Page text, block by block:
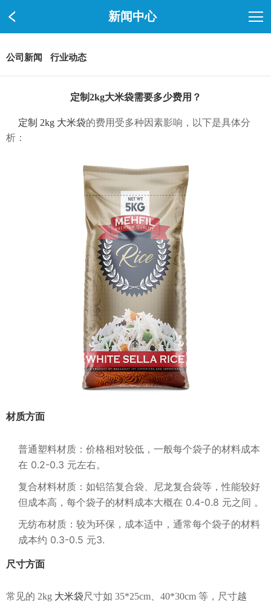
新闻中心
公司新闻 行业动态
定制2kg大米袋需要多少费用？
定制 2kg 大米袋的费用受多种因素影响，以下是具体分
析：
材质方面
普通塑料材质：价格相对较低，一般每个袋子的材料成本
在 0.2-0.3 元左右。
复合材料材质：如铝箔复合袋、尼龙复合袋等，性能较好
但成本高，每个袋子的材料成本大概在 0.4-0.8 元之间 。
无纺布材质：较为环保，成本适中，通常每个袋子的材料
成本约 0.3-0.5 元3.
尺寸方面
常见的 2kg 大米袋尺寸如 35*25cm、40*30cm 等，尺寸越